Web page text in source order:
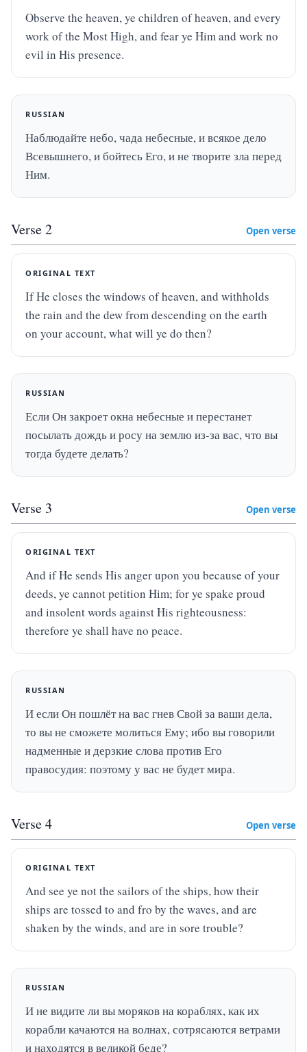
Observe the heaven, ye children of heaven, and every
work of the Most High, and fear ye Him and work no
evil in His presence.
RUSSIAN
Наблюдайте небо, чада небесные, и всякое дело
Всевышнего, и бойтесь Его, и не творите зла перед
Ним.
Verse2 Open verse
ORIGINAL TEXT
If He closes the windows of heaven, and withholds
the rain and the dew from descending on the earth
on your account, what will ye do then?
RUSSIAN
Если Он закроет окна небесные и перестанет
посылать дождь и росу на землю из-за вас, что вы
тогда будете делать?
Verse 3 Open verse
ORIGINAL TEXT
And if He sends His anger upon you because of your
deeds, ye cannot petition Him; for ye spake proud
and insolent words against His righteousness:
therefore ye shall have no peace.
RUSSIAN
И если Он пошлёт на вас гнев Свой за ваши дела,
то вы не сможете молиться Ему; ибо вы говорили
надменные и дерзкие слова против Его
правосудия: поэтому у вас не будет мира.
Verse4 Open verse
ORIGINAL TEXT
And see ye not the sailors of the ships, how their
ships are tossed to and fro by the waves, and are
shaken by the winds, and are in sore trouble?
RUSSIAN
И не видите ли вы моряков на кораблях, как их
корабли качаются на волнах, сотрясаются ветрами
и находятся в великой беде?